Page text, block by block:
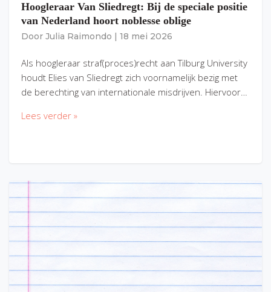
Hoogleraar Van Sliedregt: Bij de speciale positie
van Nederland hoort noblesse oblige
Door Julia Raimondo 18 mei 2026
Als hoogleraar straf(proces)recht aan Tilburg University
houdt Elies van Sliedregt zich voornamelijk bezig met
de berechting van internationale misdrijven. Hiervoor…
Lees verder »